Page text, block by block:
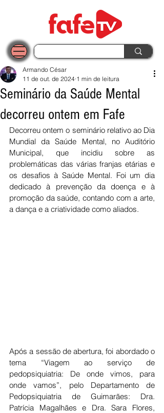
Seminário da Saúde Mental
decorreu ontem em Fafe
Armando César
11 de out. de 2024 1 min de leitura
Decorreu ontem o seminário relativo ao Dia
Mundial da Saúde Mental, no Auditório
Municipal, que incidiu sobre as
problemáticas das várias franjas etárias e
os desafios à Saúde Mental. Foi um dia
dedicado à prevenção da doença e à
promoção da saúde, contando com a arte,
a dança e a criatividade como aliados.
Após a sessão de abertura, foi abordado o
tema “Viagem ao serviço de
pedopsiquiatria: De onde vimos, para
onde vamos”, pelo Departamento de
Pedopsiquiatria de Guimarães: Dra.
Patrícia Magalhães e Dra. Sara Flores,